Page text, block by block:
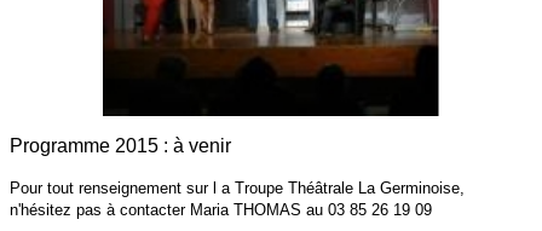
Programme 2015 : à venir
Pour tout renseignement sur l a Troupe Théâtrale La Germinoise,
n'hésitez pas à contacter Maria THOMAS au 03 85 26 19 09